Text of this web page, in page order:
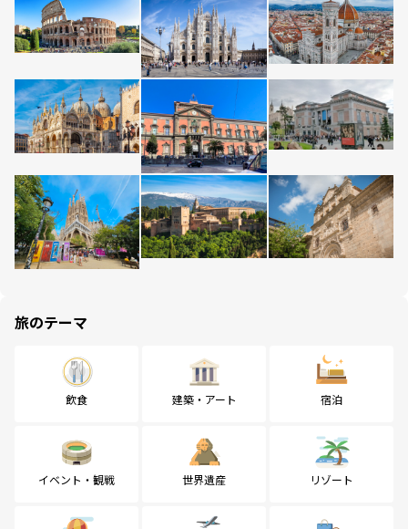
旅のテーマ
飲食 建築・アート 宿泊
イベント・観戦 世界遺産 リゾート